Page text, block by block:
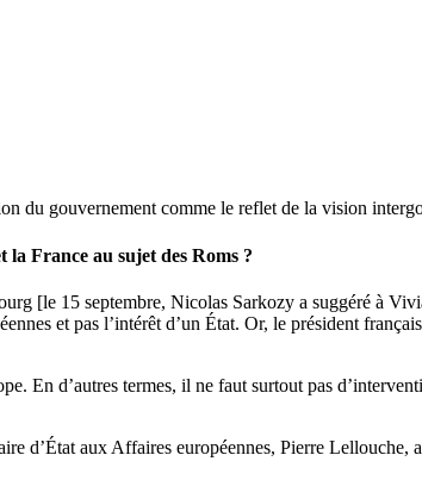
du gouvernement comme le reflet de la vision
la France au sujet des Roms ?
[le 15 septembre, Nicolas Sarkozy a suggéré à
et pas l’intérêt d’un État. Or, le président
En d’autres termes, il ne faut surtout pas
d’État aux Affaires européennes, Pierre Lellouche,